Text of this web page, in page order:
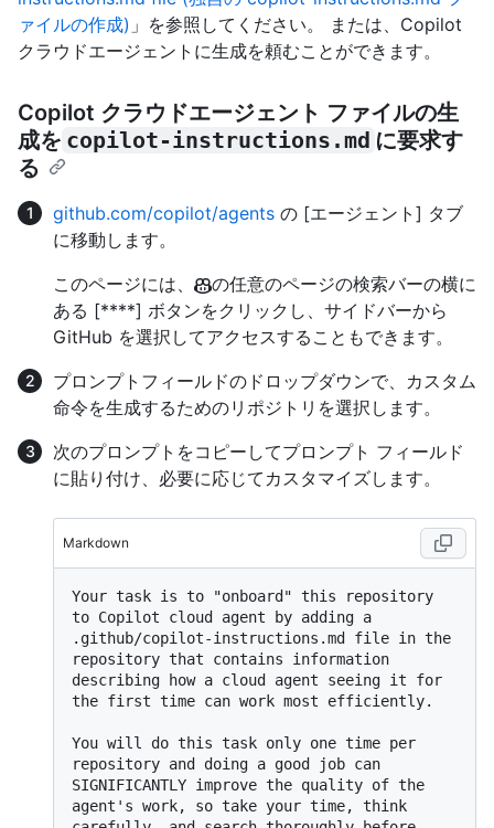
ァイルの作成) 」を参照してください。 または、Copilot
クラウドエージェントに生成を頼むことができます。
Copilot クラウドエージェント ファイルの生
成を copilot-instructions.md に要求す
る
github.com/copilot/agents の [エージェント] タブ
に移動します。
このページには、
の任意のページの検索バーの横に
ある [****] ボタンをクリックし、サイドバーから
GitHub を選択してアクセスすることもできます。
プロンプトフィールドのドロップダウンで、カスタム
命令を生成するためのリポジトリを選択します。
次のプロンプトをコピーしてプロンプト フィールド
に貼り付け、必要に応じてカスタマイズします。
Markdown
Your task is to "onboard" this repository
to Copilot cloud agent by adding a
.github/copilot-instructions.md file in the
repository that contains information
describing how a cloud agent seeing it for
the first time can work most efficiently.
You will do this task only one time per
repository and doing a good job can
SIGNIFICANTLY improve the quality of the
agent's work, so take your time, think